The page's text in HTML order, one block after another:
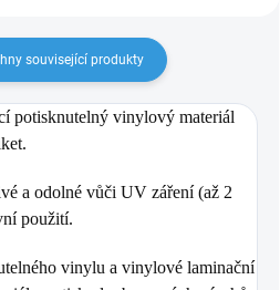
související produkty
potisknutelný vinylový materiál
a odolné vůči UV záření (až 2
použití.
vinylu a vinylové laminační